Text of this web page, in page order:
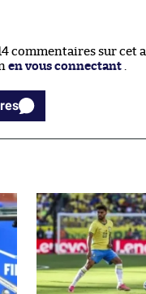
commentaires sur cet
en vous connectant .